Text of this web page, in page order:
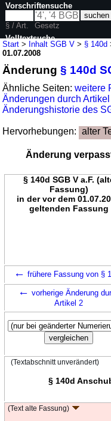
Start > Inhalt SGB V > § 140d
01.07.2008
Änderung§ 140d
Ähnliche Seiten:weitere
Änderungen durch
Änderungshistorie des
Hervorhebungen: alter
Änderung
§ 140d SGB V a.F.
Fassung)
in der vor dem
geltenden Fassung
← frühere Fassung von §
← vorherige Änderung
Artikel 2
(Textabschnitt unverändert)
§ 140d
(Text alte Fassung)
Vorschriftensuche
§ / Art.
Gesetz
Volltextsuche